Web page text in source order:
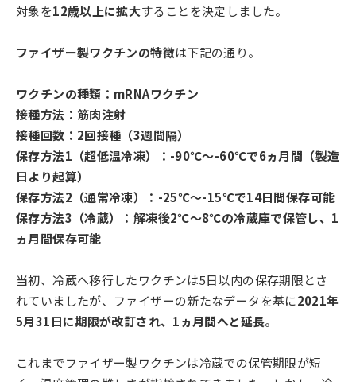
対象を12歳以上に拡大することを決定しました。
ファイザー製ワクチンの特徴は下記の通り。
ワクチンの種類：mRNAワクチン
接種方法：筋肉注射
接種回数：2回接種（3週間隔）
保存方法1（超低温冷凍）：-90℃～-60℃で6ヵ月間（製造
日より起算）
保存方法2（通常冷凍）：-25℃～-15℃で14日間保存可能
保存方法3（冷蔵）：解凍後2℃～8℃の冷蔵庫で保管し、1
ヵ月間保存可能
当初、冷蔵へ移行したワクチンは5日以内の保存期限とさ
れていましたが、ファイザーの新たなデータを基に2021年
5月31日に期限が改訂され、1ヵ月間へと延長。
これまでファイザー製ワクチンは冷蔵での保管期限が短